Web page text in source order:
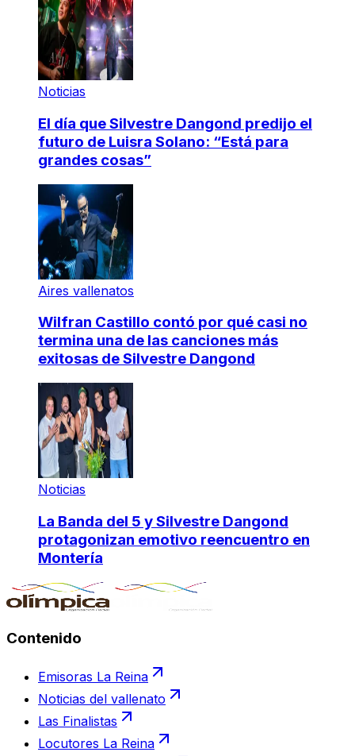
Noticias
El día que Silvestre Dangond predijo el
futuro de Luisra Solano: “Está para
grandes cosas”
Aires vallenatos
Wilfran Castillo contó por qué casi no
termina una de las canciones más
exitosas de Silvestre Dangond
Noticias
La Banda del 5 y Silvestre Dangond
protagonizan emotivo reencuentro en
Montería
Contenido
Emisoras La Reina
Noticias del vallenato
Las Finalistas
Locutores La Reina